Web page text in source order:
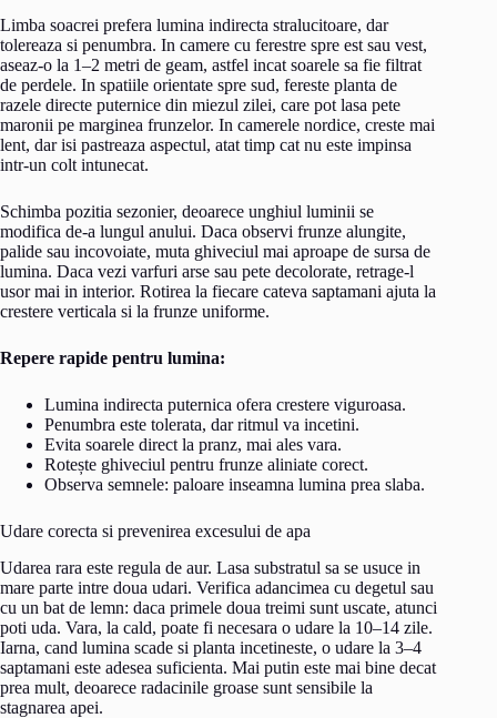
Limba soacrei prefera lumina indirecta stralucitoare, dar
tolereaza si penumbra. In camere cu ferestre spre est sau vest,
aseaz-o la 1–2 metri de geam, astfel incat soarele sa fie filtrat
de perdele. In spatiile orientate spre sud, fereste planta de
razele directe puternice din miezul zilei, care pot lasa pete
maronii pe marginea frunzelor. In camerele nordice, creste mai
lent, dar isi pastreaza aspectul, atat timp cat nu este impinsa
intr-un colt intunecat.
Schimba pozitia sezonier, deoarece unghiul luminii se
modifica de-a lungul anului. Daca observi frunze alungite,
palide sau incovoiate, muta ghiveciul mai aproape de sursa de
lumina. Daca vezi varfuri arse sau pete decolorate, retrage-l
usor mai in interior. Rotirea la fiecare cateva saptamani ajuta la
crestere verticala si la frunze uniforme.
Repere rapide pentru lumina:
Lumina indirecta puternica ofera crestere viguroasa.
Penumbra este tolerata, dar ritmul va incetini.
Evita soarele direct la pranz, mai ales vara.
Rotește ghiveciul pentru frunze aliniate corect.
Observa semnele: paloare inseamna lumina prea slaba.
Udare corecta si prevenirea excesului de apa
Udarea rara este regula de aur. Lasa substratul sa se usuce in
mare parte intre doua udari. Verifica adancimea cu degetul sau
cu un bat de lemn: daca primele doua treimi sunt uscate, atunci
poti uda. Vara, la cald, poate fi necesara o udare la 10–14 zile.
Iarna, cand lumina scade si planta incetineste, o udare la 3–4
saptamani este adesea suficienta. Mai putin este mai bine decat
prea mult, deoarece radacinile groase sunt sensibile la
stagnarea apei.